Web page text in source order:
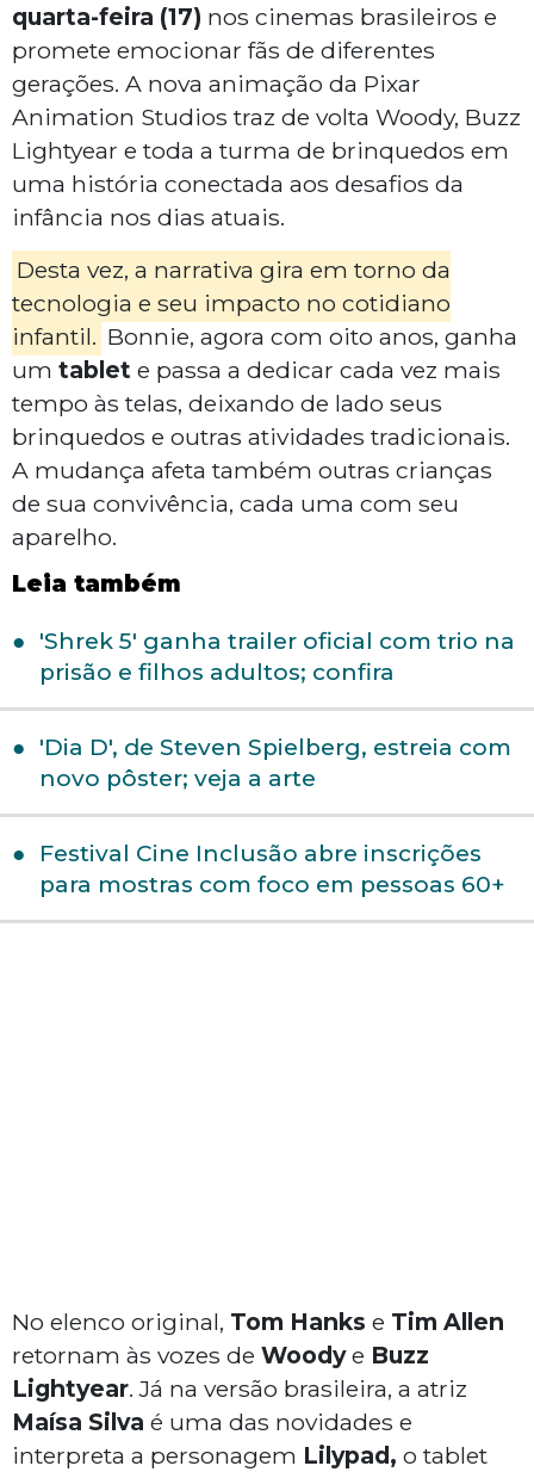
quarta-feira (17) nos cinemas brasileiros e
promete emocionar fãs de diferentes
gerações. A nova animação da Pixar
Animation Studios traz de volta Woody, Buzz
Lightyear e toda a turma de brinquedos em
uma história conectada aos desafios da
infância nos dias atuais.
Desta vez, a narrativa gira em torno da
tecnologia e seu impacto no cotidiano
infantil. Bonnie, agora com oito anos, ganha
um tablet e passa a dedicar cada vez mais
tempo às telas, deixando de lado seus
brinquedos e outras atividades tradicionais.
A mudança afeta também outras crianças
de sua convivência, cada uma com seu
aparelho.
Leia também
'Shrek 5' ganha trailer oficial com trio na
prisão e filhos adultos; confira
'Dia D', de Steven Spielberg, estreia com
novo pôster; veja a arte
Festival Cine Inclusão abre inscrições
para mostras com foco em pessoas 60+
No elenco original, Tom Hanks e Tim Allen
retornam às vozes de Woodye Buzz
Lightyear. Já na versão brasileira, a atriz
Maísa Silva é uma das novidades e
interpreta a personagem Lilypad, o tablet